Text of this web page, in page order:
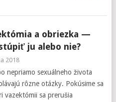
a obriezka —
ju alebo nie?
2018
nepriamo sexuálneho života
rôzne otázky. Pokúsime sa
vazektómii sa prerušia